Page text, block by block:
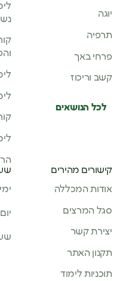
יוגה
תרפיה
פרחי באך
קשב וריכוז
לכל הנושאים
קישורים מהירים
אודות המכללה
סגל המרצים
יצירת קשר
תקנון האתר
תוכניות לימוד
ימים
יום ו’